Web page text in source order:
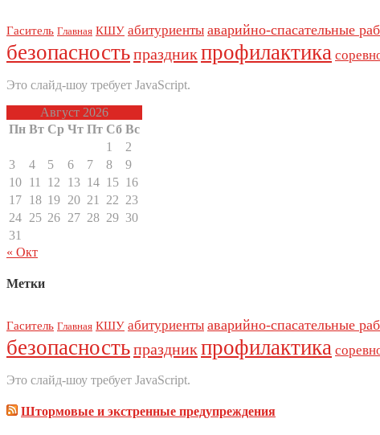
Гаситель Главная КШУ абитуриенты аварийно-спасательные
безопасностьпраздникпрофилактика
Это слайд-шоу требует JavaScript.
Август 2026
Пн Вт Ср Чт Пт Сб Вс
1
2
3
4 5 6 7 8
9
10 11 12 13 14 15 16
17 18 19 20 21 22 23
24 25 26 27 28 29 30
31
« Окт
Метки
Гаситель Главная КШУ абитуриенты аварийно-спасательные
безопасностьпраздникпрофилактика
Это слайд-шоу требует JavaScript.
Штормовые и экстренные предупреждения